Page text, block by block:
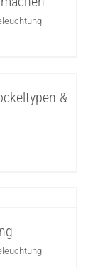
&